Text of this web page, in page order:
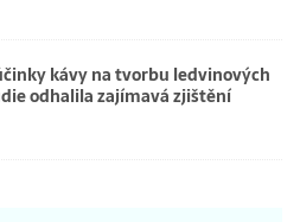
kávy na tvorbu ledvinových
odhalila zajímavá zjištění